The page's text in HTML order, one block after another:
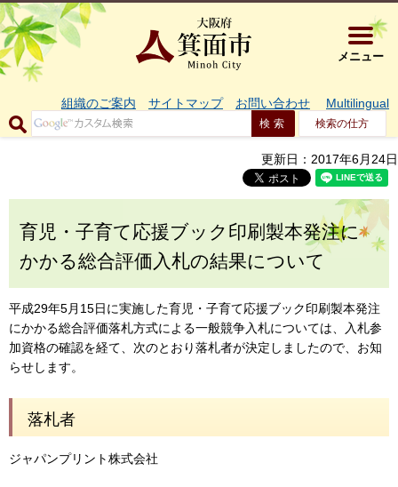
大阪府箕
メニュー
組織のご案内 サイトマップ お問い合わせ Multilingual
検索の仕方
更新日：2017年6月24日
育児・子育て応援ブック印刷製本発注に
かかる総合評価入札の結果について
平成29年5月15日に実施した育児・子育て応援ブック印刷製本発注
にかかる総合評価落札方式による一般競争入札については、入札参
加資格の確認を経て、次のとおり落札者が決定しましたので、お知
らせします。
落札者
ジャパンプリント株式会社